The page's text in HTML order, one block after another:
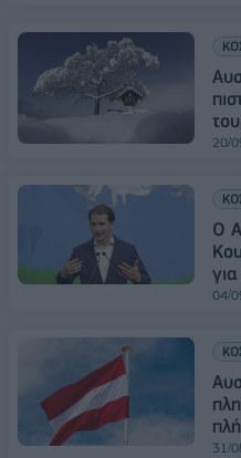
20/
Ο
04/
31/